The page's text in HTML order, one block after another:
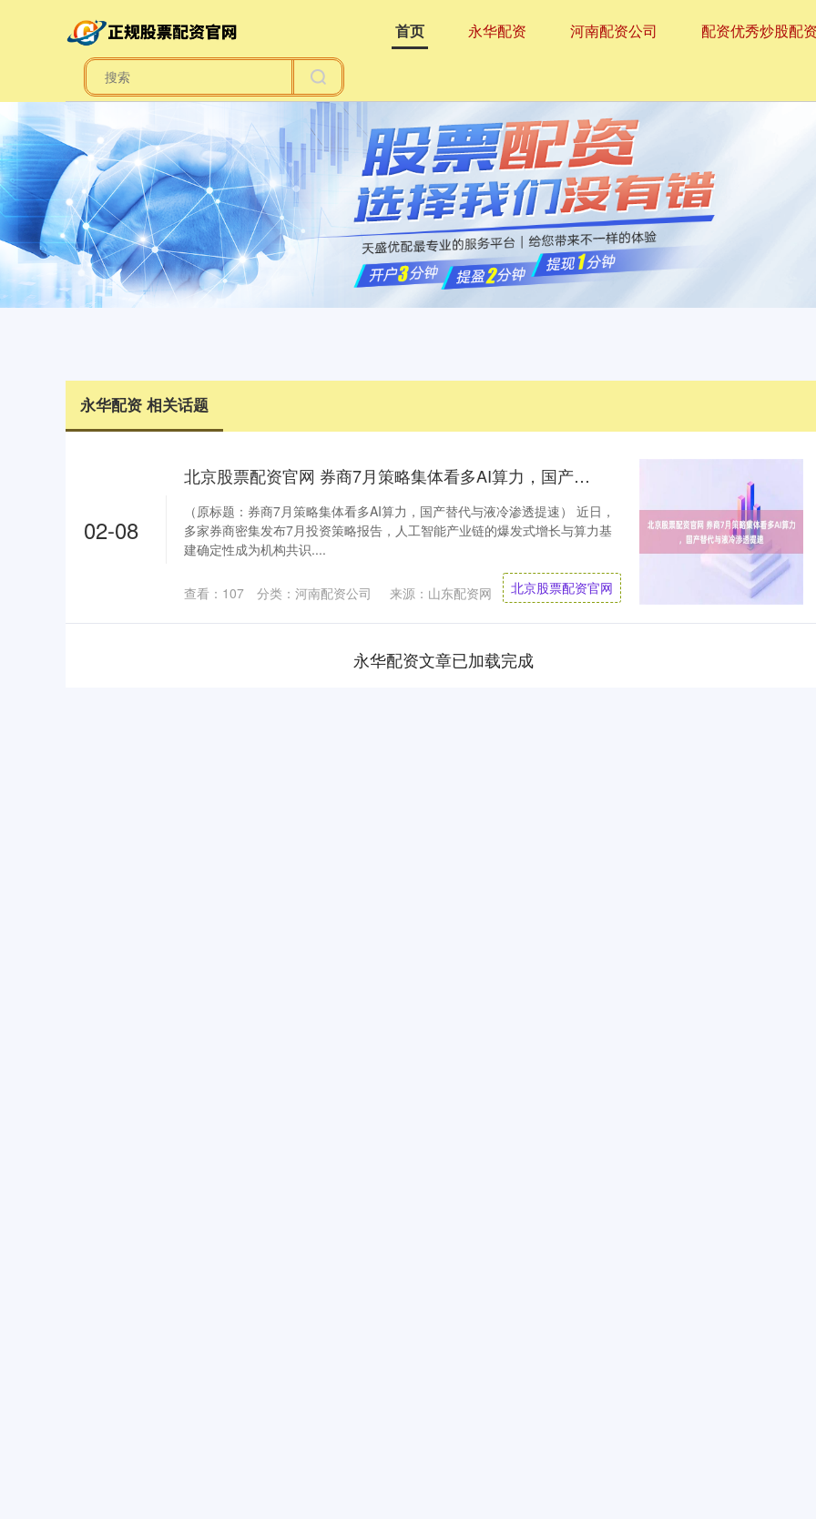
首页 永华配资 河南配资公司 配资优秀炒股配
永华配资 相关话题
02-08
北京股票配资官网 券商7月策略集体看多AI算力，国产替代与液冷渗透提速
（原标题：券商7月策略集体看多AI算力，国产替代与液冷渗透提速） 近日，
多家券商密集发布7月投资策略报告，人工智能产业链的爆发式增长与算力基
建确定性成为机构共识....
北京股票配资官网
来源：山东配资网
查看： 107 分类： 河南配资公司
永华配资文章已加载完成